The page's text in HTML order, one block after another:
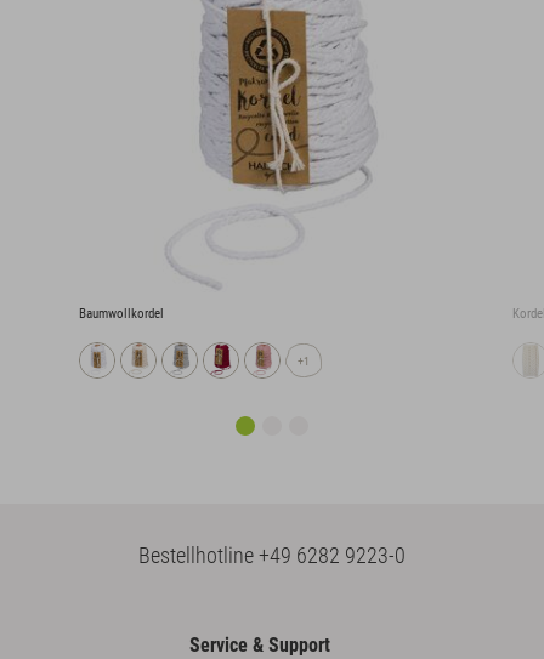
Baumwollkordel
+1
Bestellhotline+49 6282 9223-0
Service & Support